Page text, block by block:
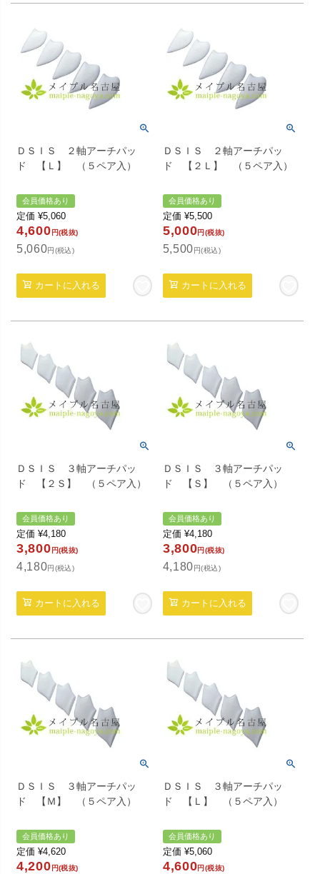
ＤＳＩＳ ２軸アーチパッ
ド 【Ｌ】 （５ペア入）
会員価格あり
定価 ¥5,060
4,600 円(税抜)
5,060円(税込)
カートに入れる
ＤＳＩＳ ２軸アーチパッ
ド 【２Ｌ】 （５ペア入）
会員価格あり
定価 ¥5,500
5,000円(税抜)
5,500円(税込)
カートに入れる
ＤＳＩＳ ３軸アーチパッ
ド 【２Ｓ】 （５ペア入）
会員価格あり
定価 ¥4,180
3,800 円(税抜)
4,180円(税込)
カートに入れる
ＤＳＩＳ ３軸アーチパッ
ド 【Ｓ】 （５ペア入）
会員価格あり
定価 ¥4,180
3,800円(税抜)
4,180円(税込)
カートに入れる
ＤＳＩＳ ３軸アーチパッ
ド 【Ｍ】 （５ペア入）
会員価格あり
定価 ¥4,620
4,200 円(税抜)
ＤＳＩＳ ３軸アーチパッ
ド 【Ｌ】 （５ペア入）
会員価格あり
定価 ¥5,060
4,600円(税抜)